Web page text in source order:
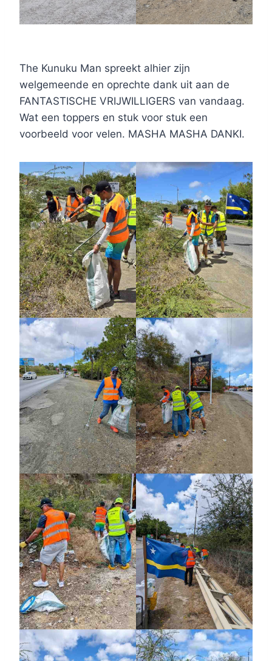
The Kunuku Man spreekt alhier zijn
welgemeende en oprechte dank uit aan de
FANTASTISCHE VRIJWILLIGERS van vandaag.
Wat een toppers en stuk voor stuk een
voorbeeld voor velen. MASHA MASHA DANKI.